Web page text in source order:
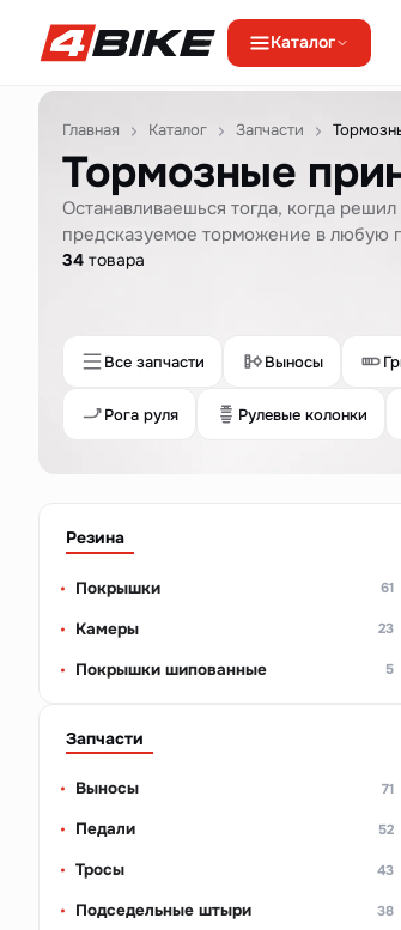
Перейти к содержимому
Каталог
Главная Каталог Запчасти
Тормозные
Останавливаешься тогда, когда
предсказуемое торможение в любую
34 товара
Все запчасти Выносы
Рога руля Рулевые колонки
Резина
Покрышки 61
Камеры 23
Покрышки шипованные 5
Запчасти
Выносы 71
Педали 52
Тросы 43
Подседельные штыри 38